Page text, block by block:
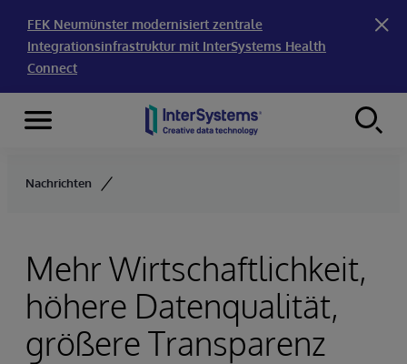
FEK Neumünster modernisiert zentrale
Integrationsinfrastruktur mit InterSystems Health
Connect
Skip to content
Menu
Nachrichten
Mehr Wirtschaftlichkeit,
höhere Datenqualität,
größere Transparenz